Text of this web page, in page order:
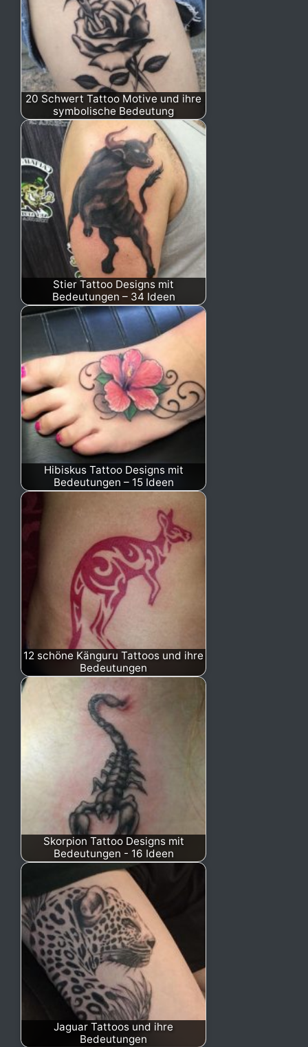
20 Schwert Tattoo Motive und ihre
symbolische Bedeutung
Stier Tattoo Designs mit
Bedeutungen – 34 Ideen
Hibiskus Tattoo Designs mit
Bedeutungen – 15 Ideen
12 schöne Känguru Tattoos und ihre
Bedeutungen
Skorpion Tattoo Designs mit
Bedeutungen - 16 Ideen
Jaguar Tattoos und ihre
Bedeutungen